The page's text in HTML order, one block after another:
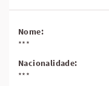
Nome:
***
Nacionalidade:
***